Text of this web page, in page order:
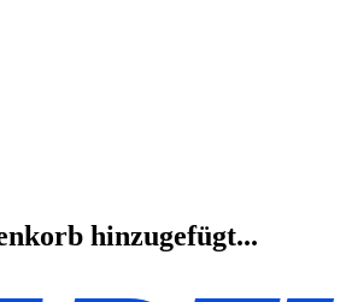
hinzugefügt...